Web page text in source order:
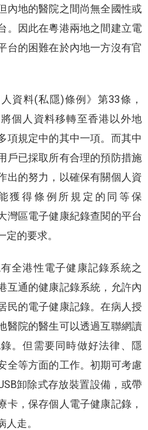
內地的醫院之間尚無全國性或
。因此在粵港兩地之間建立電
台的困難在於內地一方沒有官
資料(私隱)條例》第33條，
將個人資料移轉至香港以外地
項規定中的其中一項。而其中
戶已採取所有合理的預防措施
出的努力，以確保有關個人資
獲得條例所規定的同等保
灣區電子健康紀錄查閱的平台
的要求。
全港性電子健康記錄系統之
互通的健康記錄系統，允許內
民的電子健康記錄。在病人授
醫院的醫生可以透過互聯網讀
。但需要同時做好法律、隱
全等方面的工作。初期可考慮
卸除式存放裝置設備，或帶
卡，保存個人電子健康記錄，
走。